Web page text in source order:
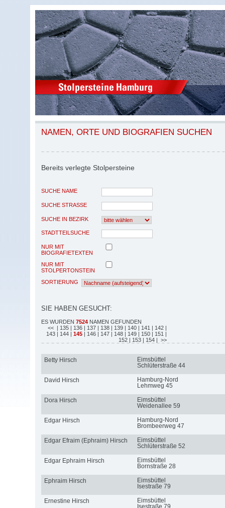
NAMEN, ORTE UND BIOGRAFIEN SUCHEN
Bereits verlegte Stolpersteine
SUCHE NAME
SUCHE STRASSE
SUCHE IN BEZIRK
STADTTEILSUCHE
NUR MIT
BIOGRAFIETEXTEN
NUR MIT
STOLPERTONSTEIN
SORTIERUNG
SIE HABEN GESUCHT:
ES WURDEN 7524 NAMEN GEFUNDEN
<< | 135 | 136 | 137 | 138 | 139 | 140 | 141 | 142 |
143 | 144 | 145 | 146 | 147 | 148 | 149 | 150 | 151 |
152 | 153 | 154 | >>
Betty Hirsch
Eimsbüttel
Schlüterstraße 44
David Hirsch
Hamburg-Nord
Lehmweg 45
Dora Hirsch
Eimsbüttel
Weidenallee 59
Edgar Hirsch
Hamburg-Nord
Brombeerweg 47
Edgar Efraim (Ephraim) Hirsch
Eimsbüttel
Schlüterstraße 52
Edgar Ephraim Hirsch
Eimsbüttel
Bornstraße 28
Ephraim Hirsch
Eimsbüttel
Isestraße 79
Ernestine Hirsch
Eimsbüttel
Isestraße 79